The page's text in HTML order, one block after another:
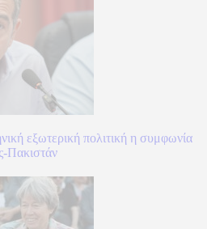
εξωτερική πολιτική η συμφωνία
Πακιστάν